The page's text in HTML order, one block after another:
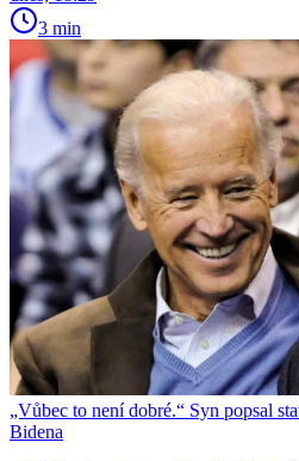
3 min
„Vůbec to není dobré.“ Syn popsal
Bidena